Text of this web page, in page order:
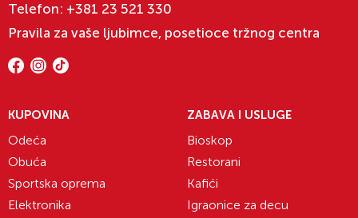
Telefon: +381 23 521 330
Pravila za vaše ljubimce, posetioce tržnog centra
KUPOVINA
Odeća
Obuća
Sportska oprema
Elektronika
ZABAVA I USLUGE
Bioskop
Restorani
Kafići
Igraonice za decu